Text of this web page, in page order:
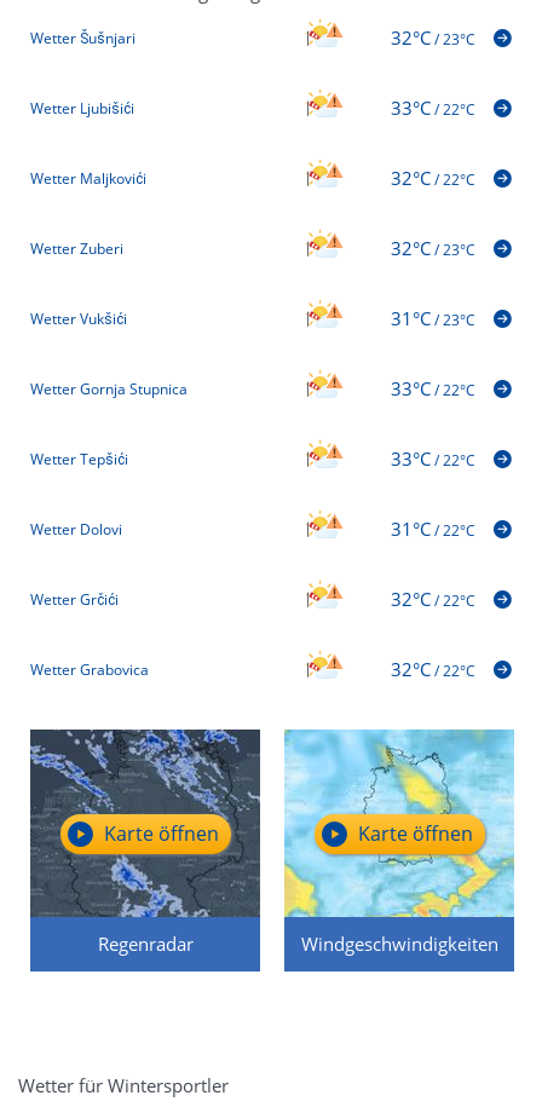
Wetter Šušnjari 32°C/23°C
Wetter Ljubišići 33°C/22°C
Wetter Maljkovići 32°C/22°C
Wetter Zuberi 32°C/23°C
Wetter Vukšići 31°C/23°C
Wetter Gornja Stupnica 33°C/22°C
Wetter Tepšići 33°C/22°C
Wetter Dolovi 31°C/22°C
Wetter Grčići 32°C/22°C
Wetter Grabovica 32°C/22°C
Regenradar
Karte öffnen
Windgeschwindigkeiten
Karte öffnen
Wetter für Wintersportler